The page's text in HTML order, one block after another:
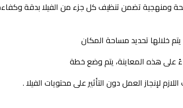
ومنهجية تضمن تنظيف كل جزء من الفيلا بدقة
خلالها تحديد مساحة المكان
على هذه المعاينة، يتم وضع خطة
لإنجاز العمل دون التأثير على محتويات الفيلا .